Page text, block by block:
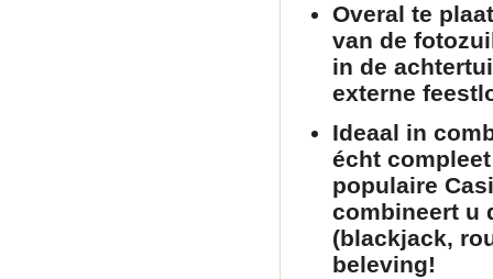
Overal te
van de
in de
externe
Ideaal in
écht
populaire
combineert u
(blackjack,
beleving!